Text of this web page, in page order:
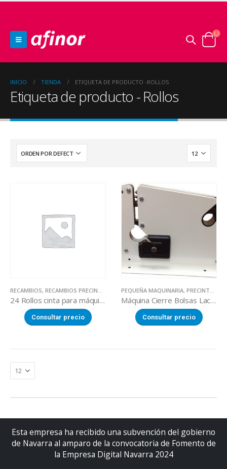
INICIO TIENDA ETIQUETA DE PRODUCTO -ROLLOS
Etiqueta de producto - Rollos
RECAMBIOS, RECAMBIOS PRECINTADORES DE BOLSAS
24 Rollos cinta para máquina de cierre bolsas de PVC
Consultar precio
PEQUEÑA MAQUINARIA, PRECINTADORES DE BOLSAS
Máquina Cierre Bolsas Lacada Blanca Vail.
Consultar precio
Esta empresa ha recibido una subvención del gobierno
de Navarra al amparo de la convocatoria de Fomento de
la Empresa Digital Navarra 2024